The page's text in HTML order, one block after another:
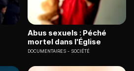
Abus sexuels : Péché
mortel dans l'Église
DOCUMENTAIRES SOCIÉTÉ